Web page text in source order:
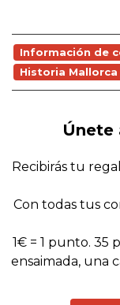
Información de
Historia Mallorca
Únete
Recibirás tu
Con todas tus
1€ = 1 punto. 35
ensaimada, una